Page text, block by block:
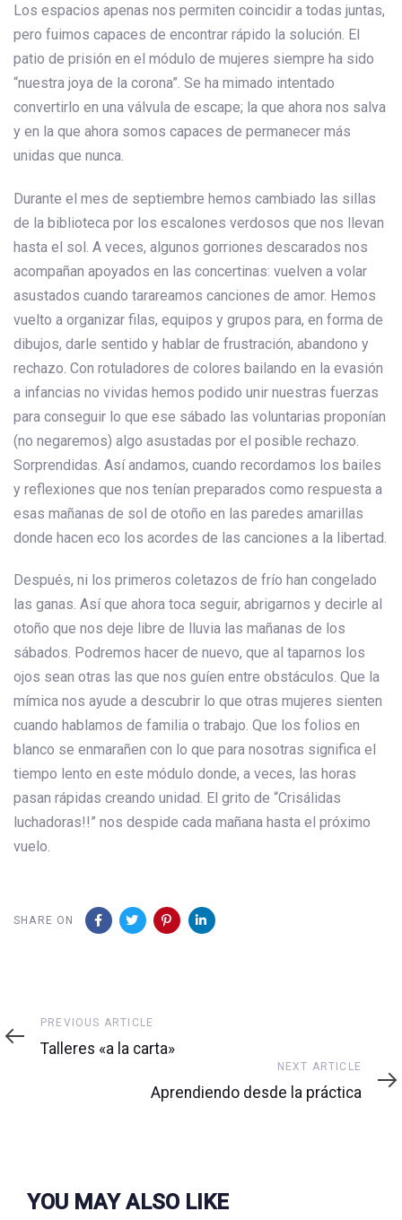
Los espacios apenas nos permiten coincidir a todas juntas,
pero fuimos capaces de encontrar rápido la solución. El
patio de prisión en el módulo de mujeres siempre ha sido
“nuestra joya de la corona”. Se ha mimado intentado
convertirlo en una válvula de escape; la que ahora nos salva
y en la que ahora somos capaces de permanecer más
unidas que nunca.
Durante el mes de septiembre hemos cambiado las sillas
de la biblioteca por los escalones verdosos que nos llevan
hasta el sol. A veces, algunos gorriones descarados nos
acompañan apoyados en las concertinas: vuelven a volar
asustados cuando tarareamos canciones de amor. Hemos
vuelto a organizar filas, equipos y grupos para, en forma de
dibujos, darle sentido y hablar de frustración, abandono y
rechazo. Con rotuladores de colores bailando en la evasión
a infancias no vividas hemos podido unir nuestras fuerzas
para conseguir lo que ese sábado las voluntarias proponían
(no negaremos) algo asustadas por el posible rechazo.
Sorprendidas. Así andamos, cuando recordamos los bailes
y reflexiones que nos tenían preparados como respuesta a
esas mañanas de sol de otoño en las paredes amarillas
donde hacen eco los acordes de las canciones a la libertad.
Después, ni los primeros coletazos de frío han congelado
las ganas. Así que ahora toca seguir, abrigarnos y decirle al
otoño que nos deje libre de lluvia las mañanas de los
sábados. Podremos hacer de nuevo, que al taparnos los
ojos sean otras las que nos guíen entre obstáculos. Que la
mímica nos ayude a descubrir lo que otras mujeres sienten
cuando hablamos de familia o trabajo. Que los folios en
blanco se enmarañen con lo que para nosotras significa el
tiempo lento en este módulo donde, a veces, las horas
pasan rápidas creando unidad. El grito de “Crisálidas
luchadoras!!” nos despide cada mañana hasta el próximo
vuelo.
SHARE ON
Previous
Article
PREVIOUS ARTICLE
Talleres «a la carta»
Article
NEXT ARTICLE
Aprendiendo desde la práctica
YOU MAY ALSO LIKE